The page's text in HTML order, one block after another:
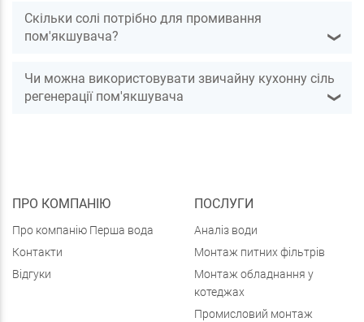
Скільки солі потрібно для промивання
пом'якшувача?
❯
Чи можна використовувати звичайну кухонну сіль
регенерації пом'якшувача
❯
ПРО КОМПАНІЮ
Про компанію Перша вода
Контакти
Відгуки
ПОСЛУГИ
Аналіз води
Монтаж питних фільтрів
Монтаж обладнання у
котеджах
Промисловий монтаж